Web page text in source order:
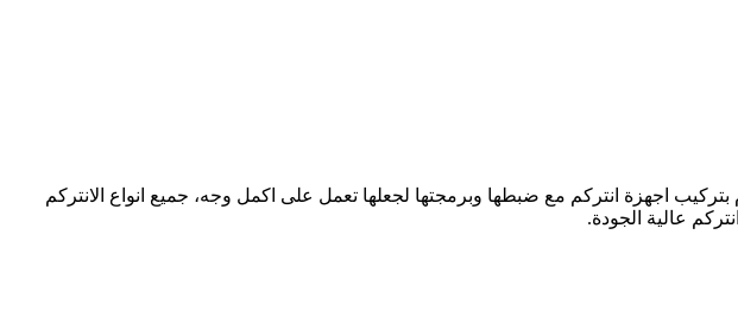
بتركيب اجهزة انتركم مع ضبطها وبرمجتها لجعلها تعمل على اكمل وجه، جميع انواع الانتركم
عالية الجودة.